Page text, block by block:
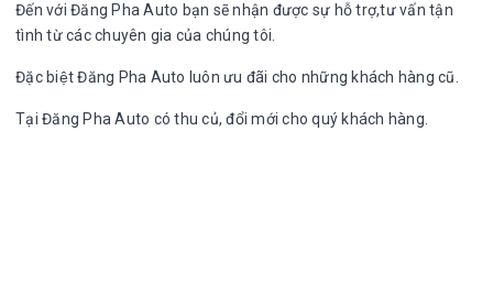
Đến với Đăng Pha Auto bạn sẽ nhận được sự hỗ trợ,tư vấn tận
tình từ các chuyên gia của chúng tôi.
Đặc biệt Đăng Pha Auto luôn ưu đãi cho những khách hàng cũ.
Tại Đăng Pha Auto có thu củ, đổi mới cho quý khách hàng.